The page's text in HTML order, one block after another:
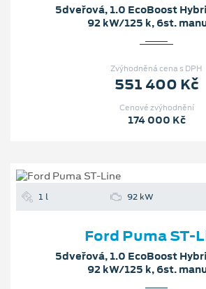
5dveřová, 1.0 EcoBoost
92 kW/125 k, 6st.
Zvýhodněná cena s DPH
551 400 Kč
Cenové zvýhodnění
174 000 Kč
1 l 92 kW
Ford Puma ST-
5dveřová, 1.0 EcoBoost
92 kW/125 k, 6st.